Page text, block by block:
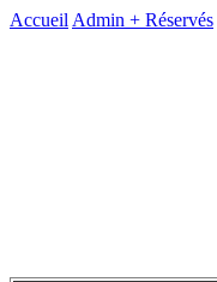
Accueil Admin + Réservés